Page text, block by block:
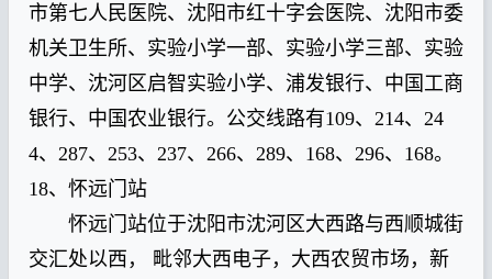
市第七人民医院、沈阳市红十字会医院、沈阳市委
机关卫生所、实验小学一部、实验小学三部、实验
中学、沈河区启智实验小学、浦发银行、中国工商
银行、中国农业银行。公交线路有109、214、24
4、287、253、237、266、289、168、296、168。
18、怀远门站
怀远门站位于沈阳市沈河区大西路与西顺城街
交汇处以西， 毗邻大西电子，大西农贸市场，新